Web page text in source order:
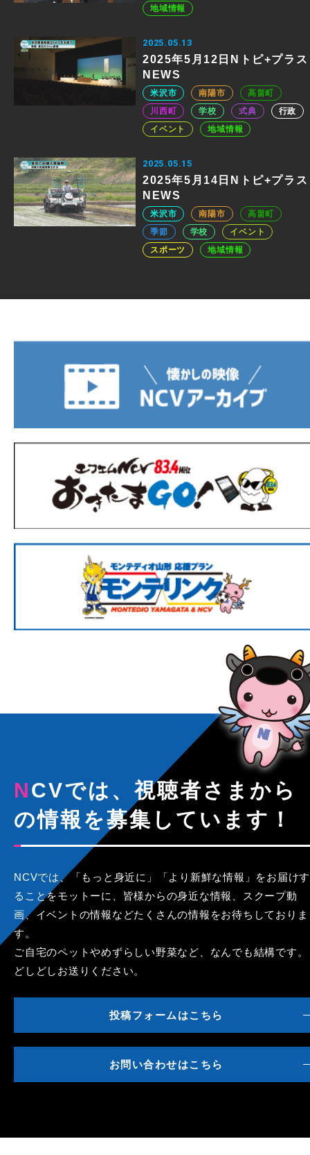
地域情報
2025.05.13
2025年5月12日Nトピ+プラス
NEWS
米沢市 南陽市
高畠町
川西町
学校 式典
行政
イベント
地域情報
2025.05.15
2025年5月14日Nトピ+プラス
NEWS
米沢市 南陽市
高畠町
季節
学校
イベント
スポーツ
地域情報
NCVでは、視聴者さまから
の情報を募集しています！
NCVでは、「もっと身近に」「より新鮮な情報」をお届けす
ることをモットーに、皆様からの身近な情報、スクープ動
画、イベントの情報などたくさんの情報をお待ちしておりま
す。
ご自宅のペットやめずらしい野菜など、なんでも結構です。
どしどしお送りください。
投稿フォームはこちら
お問い合わせはこちら